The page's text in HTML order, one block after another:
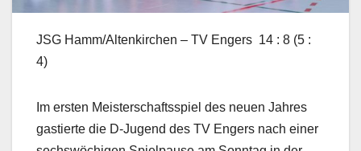
JSG Hamm/Altenkirchen – TV Engers 14 : 8 (5 :
4)
Im ersten Meisterschaftsspiel des neuen Jahres
gastierte die D-Jugend des TV Engers nach einer